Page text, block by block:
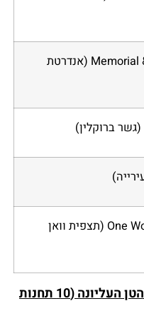
9/11 Memorial & Museum (אנדרטת
One World Observatory (תצפית וואן
Uptown Route – מסלול מנהטן העליונה (10 תחנות